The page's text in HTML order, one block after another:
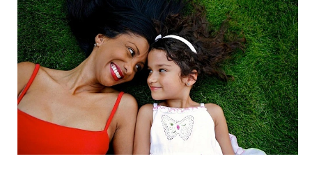
PARA PROFESIONALES
AR (ES)
SUSCRIBITE